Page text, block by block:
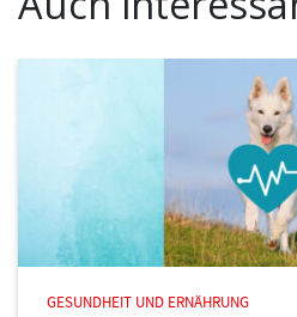
GESUNDHEIT UND ERNÄHRUNG